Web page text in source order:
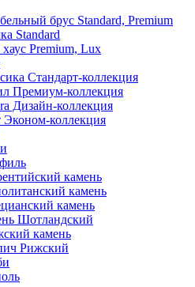
брус Standard, Premium
Standard
Premium, Lux
Стандарт-коллекция
Премиум-коллекция
Дизайн-коллекция
Эконом-коллекция
камень
камень
камень
Шотландский
камень
Рижский